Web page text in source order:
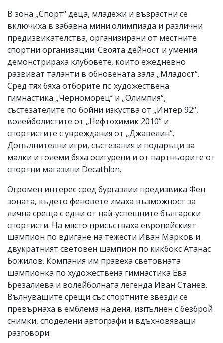
В зона „Спорт“ деца, младежи и възрастни се
включиха в забавна мини олимпиада и различни
предизвикателства, организирани от местните
спортни организации. Своята дейност и умения
демонстрираха клубовете, които ежедневно
развиват таланти в обновената зала „Младост“.
Сред тях бяха отборите по художествена
гимнастика „Черноморец“ и „Олимпия“,
състезателите по бойни изкуства от „Интер 92“,
волейболистите от „Нефтохимик 2010“ и
спортистите с увреждания от „Джавелин“.
Допълнителни игри, състезания и подаръци за
малки и големи бяха осигурени и от партньорите от
спортни магазини Decathlon.
Огромен интерес сред бургазлии предизвика Фен
зоната, където феновете имаха възможност за
лична среща с едни от най-успешните български
спортисти. На място присъстваха европейският
шампион по вдигане на тежести Иван Марков и
двукратният световен шампион по кикбокс Атанас
Божилов. Компания им правеха световната
шампионка по художествена гимнастика Ева
Брезалиева и волейболната легенда Иван Станев.
Вълнуващите срещи със спортните звезди се
превърнаха в емблема на деня, изпълнен с безброй
снимки, споделени автографи и вдъхновяващи
разговори.